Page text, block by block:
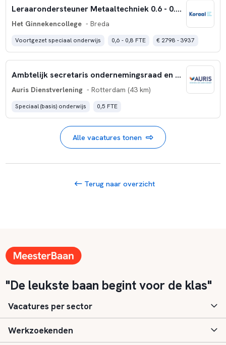
Leraarondersteuner Metaaltechniek 0.6 - 0.8 fte - Het Ginnekencollege Breda
Het Ginnekencollege - Breda
Voortgezet speciaal onderwijs 0,6 - 0,8 FTE € 2798 - 3937
Ambtelijk secretaris ondernemingsraad en cliëntenraad
Auris Dienstverlening - Rotterdam (43 km)
Speciaal (basis) onderwijs 0,5 FTE
Alle vacatures tonen
Terug naar overzicht
"De leukste baan begint voor de klas"
Vacatures per sector
Basisonderwijs
Werkzoekenden